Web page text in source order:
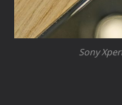
Sony